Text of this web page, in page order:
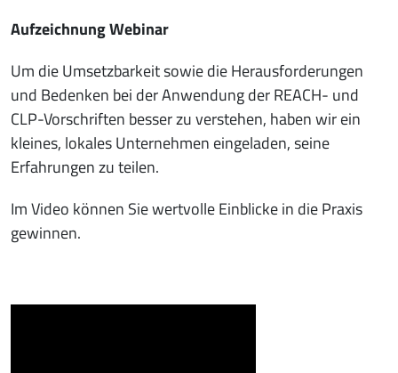
Aufzeichnung Webinar
Um die Umsetzbarkeit sowie die Herausforderungen
und Bedenken bei der Anwendung der REACH- und
CLP-Vorschriften besser zu verstehen, haben wir ein
kleines, lokales Unternehmen eingeladen, seine
Erfahrungen zu teilen.
Im Video können Sie wertvolle Einblicke in die Praxis
gewinnen.